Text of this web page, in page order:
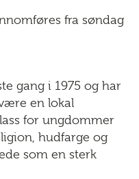
fra søndag
gang i 1975 og har
en lokal
for ungdommer
hudfarge og
som en sterk